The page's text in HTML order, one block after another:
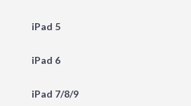
iPad 5
iPad 6
iPad 7/8/9